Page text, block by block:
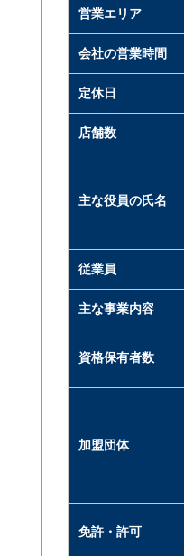
営業エリア
会社の営業時間
定休日
店舗数
主な役員の氏名
従業員
主な事業内容
資格保有者数
加盟団体
免許・許可